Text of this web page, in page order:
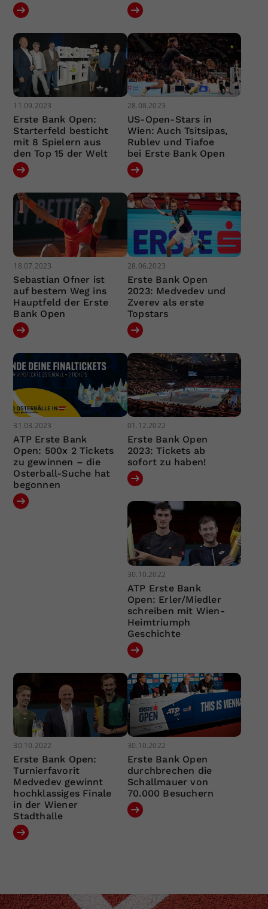
11.09.2023
Erste Bank Open:
Starterfeld besticht
mit 8 Spielern aus
den Top 15 der Welt
28.08.2023
US-Open-Stars in
Wien: Auch Tsitsipas,
Rublev und Tiafoe
bei Erste Bank Open
18.07.2023
Sebastian Ofner ist
auf bestem Weg ins
Hauptfeld der Erste
Bank Open
28.06.2023
Erste Bank Open
2023: Medvedev und
Zverev als erste
Topstars
31.03.2023
ATP Erste Bank
Open: 500x 2 Tickets
zu gewinnen – die
Osterball-Suche hat
begonnen
01.12.2022
Erste Bank Open
2023: Tickets ab
sofort zu haben!
30.10.2022
ATP Erste Bank
Open: Erler/Miedler
schreiben mit Wien-
Heimtriumph
Geschichte
30.10.2022
Erste Bank Open:
Turnierfavorit
Medvedev gewinnt
hochklassiges Finale
in der Wiener
Stadthalle
30.10.2022
Erste Bank Open
durchbrechen die
Schallmauer von
70.000 Besuchern